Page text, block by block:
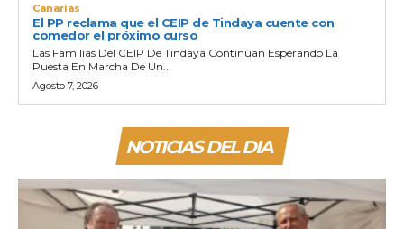
Canarias
El PP reclama que el CEIP de Tindaya cuente con
comedor el próximo curso
Las Familias Del CEIP De Tindaya Continúan Esperando La
Puesta En Marcha De Un...
Agosto 7, 2026
NOTICIAS DEL DIA